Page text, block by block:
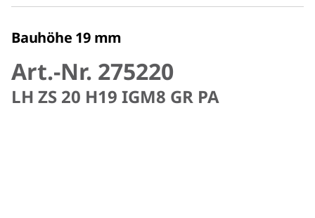
Bauhöhe 19 mm
Art.-Nr. 275220
LH ZS 20 H19 IGM8 GR PA